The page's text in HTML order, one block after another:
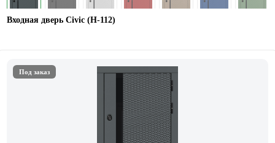
Входная дверь Civic (Н-112)
Под заказ